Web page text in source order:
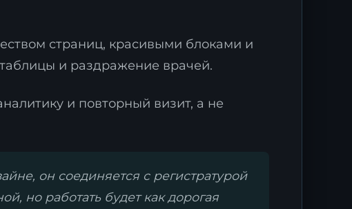
страниц, красивыми блоками и
и раздражение врачей.
и повторный визит, а не
он соединяется с регистратурой
но работать будет как дорогая